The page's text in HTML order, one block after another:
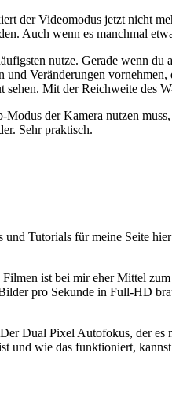
der Videomodus jetzt nicht
Auch wenn es manchmal
nutze. Gerade wenn
Veränderungen
sehen. Mit der Reichweite des
Modus der Kamera nutzen
Sehr praktisch.
Tutorials für meine Seite
ist bei mir eher Mittel
pro Sekunde in Full-HD
Dual Pixel Autofokus, der
und wie das funktioniert,